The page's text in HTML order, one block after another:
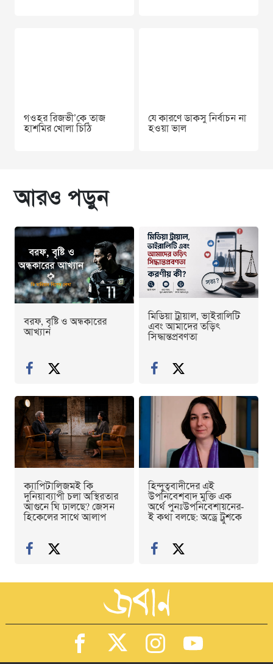
গওহর রিজভী’কে তাজ
হাশমির খোলা চিঠি
যে কারণে ডাকসু নির্বাচন না
হওয়া ভাল
আরও পড়ুন
বরফ, বৃষ্টি ও অন্ধকারের
আখ্যান
মিডিয়া ট্রায়াল, ভাইরালিটি
এবং আমাদের তড়িৎ
সিদ্ধান্তপ্রবণতা
ক্যাপিটালিজমই কি
দুনিয়াব্যাপী চলা অস্থিরতার
আগুনে ঘি ঢালছে? জেসন
হিকেলের সাথে আলাপ
হিন্দুত্ববাদীদের এই
উপনিবেশবাদ মুক্তি এক
অর্থে পুনঃউপনিবেশায়নের-
ই কথা বলছে: অড্রে ট্রুশকে